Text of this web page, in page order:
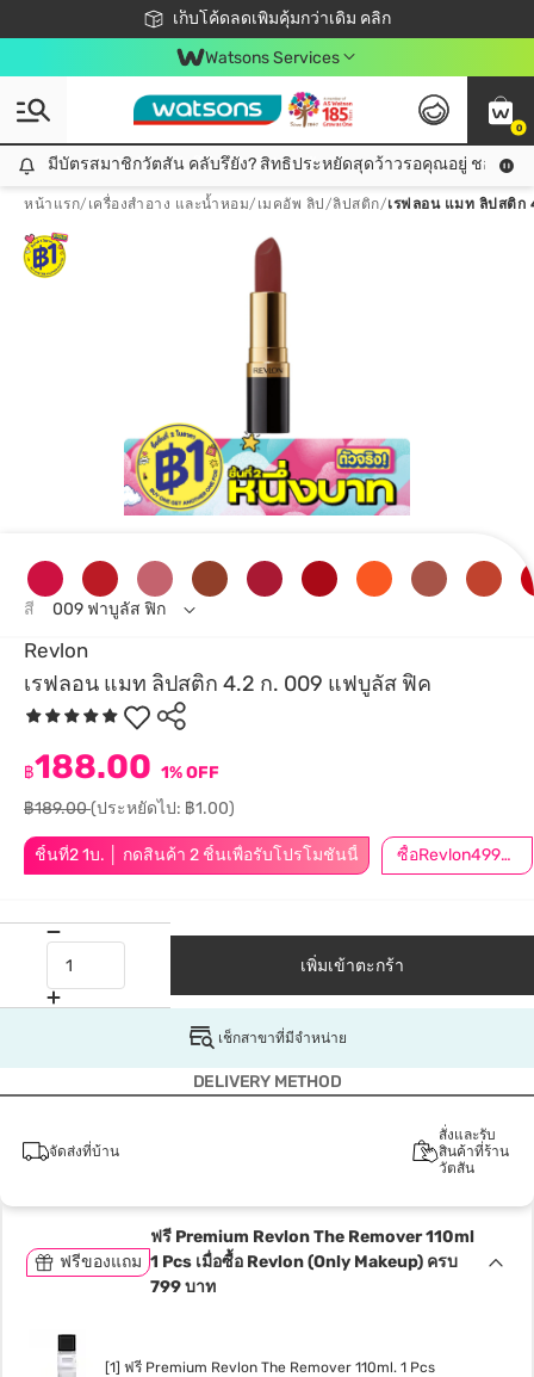
เก็บโค้ดลดเพิ่มคุ้มกว่าเดิม คลิก
ชอปออนไลน์ครั้งแรก ลดเพิ่มจุก ๆ 10%! 🎉
📦ส่งฟรี! เมื่อชอป 499฿
สมาชิกวัตสัน คลับดียังไง?
Watsons Services
0
มีบัตรสมาชิกวัตสัน คลับรึยัง? สิทธิประหยัดสุดว้าวรอคุณอยู่ ชอปคุ้มกว่าเดิม คลิก!
มีบัตรสมาชิกวัตสัน คลับรึยัง? สิทธิประหยัดสุดว้าวรอคุณอยู่ ชอปคุ้มก
หน้าแรก/ เครื่องสำอาง และน้ำหอม/ เมคอัพ ลิป /ลิปสติก/เรฟลอน แมท ลิปสติ
Revlon
เรฟลอน แมท ลิปสติก 4.2 ก. 009 แฟบูลัส ฟิค
ชิ้นที่2 1บ. │ กดสินค้า 2 ชิ้นเพื่อรับโปรโมชันนี้ ซื้อRevlon499ลด50.-*เฉพาะสินค้าที่ร่วมรายการ
฿188.00 1% OFF
฿189.00(ประหยัดไป: ฿1.00)
สี 009 ฟาบูลัส ฟิก
เพิ่มเข้าตะกร้า
เช็กสาขาที่มีจำหน่าย
DELIVERY METHOD
จัดส่งที่บ้าน
สั่งและรับ
สินค้าที่ร้าน
วัตสัน
ฟรีของแถม
ฟรี Premium Revlon The Remover 110ml
1 Pcs เมื่อซื้อ Revlon (Only Makeup) ครบ
799 บาท
[1] ฟรี Premium Revlon The Remover 110ml. 1 Pcs